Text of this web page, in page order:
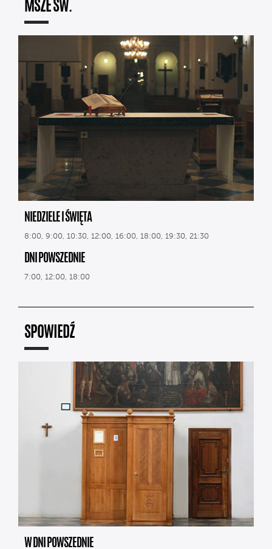
MSZE ŚW.
NIEDZIELE I ŚWIĘTA
8:00, 9:00, 10:30, 12:00, 16:00, 18:00, 19:30, 21:30
DNI POWSZEDNIE
7:00, 12:00, 18:00
SPOWIEDŹ
W DNI POWSZEDNIE